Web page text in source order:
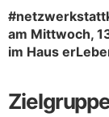
am Mittwoch,
im Haus